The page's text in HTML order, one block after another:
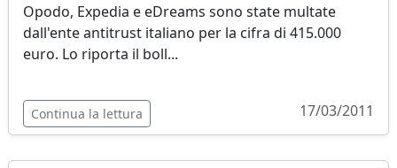
Opodo, Expedia e eDreams sono state multate
dall'ente antitrust italiano per la cifra di 415.000
euro. Lo riporta il boll...
Continua la lettura 17/03/2011